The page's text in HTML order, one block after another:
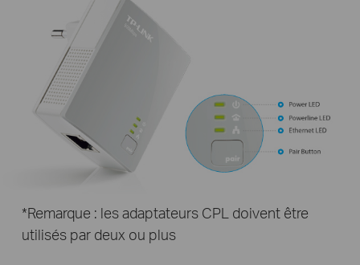
*Remarque : les adaptateurs CPL doivent être
utilisés par deux ou plus